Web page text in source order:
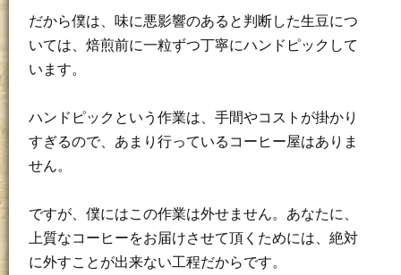
だから僕は、味に悪影響のあると判断した生豆につ
いては、焙煎前に一粒ずつ丁寧にハンドピックして
います。
ハンドピックという作業は、手間やコストが掛かり
すぎるので、あまり行っているコーヒー屋はありま
せん。
ですが、僕にはこの作業は外せません。あなたに、
上質なコーヒーをお届けさせて頂くためには、絶対
に外すことが出来ない工程だからです。